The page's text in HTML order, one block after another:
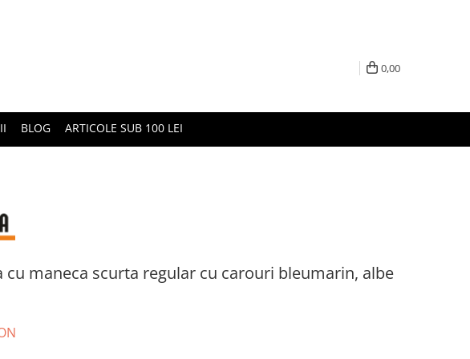
0,00
BLOG ARTICOLE SUB 100 LEI
cu maneca scurta regular cu carouri bleumarin, albe